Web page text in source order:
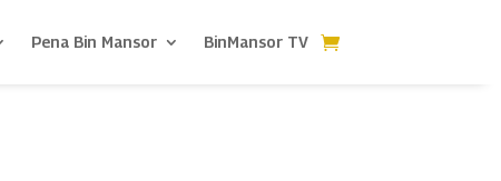
Pena Bin Mansor BinMansor TV